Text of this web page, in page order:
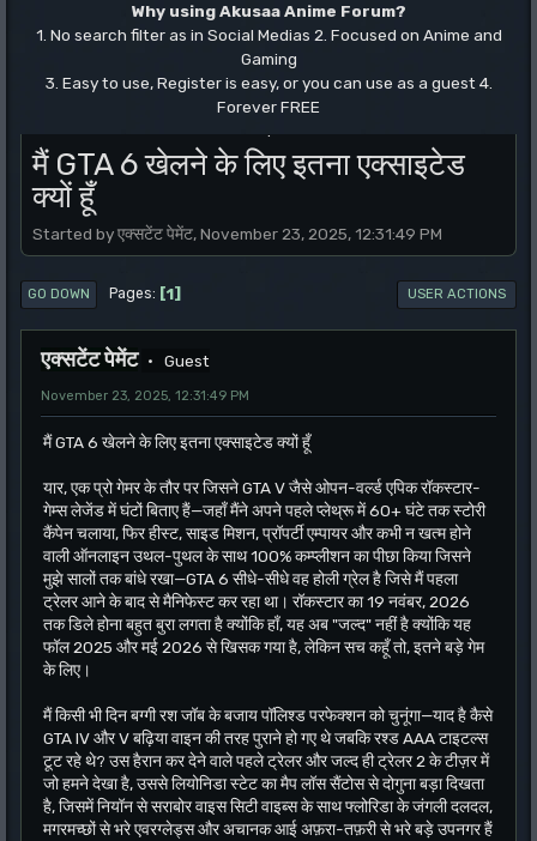
Why using Akusaa Anime Forum?
1. No search filter as in Social Medias 2. Focused on Anime and
Gaming
3. Easy to use, Register is easy, or you can use as a guest 4.
Forever FREE
मैं GTA 6 खेलने के लिए इतना एक्साइटेड
क्यों हूँ
Started by एक्सटेंट पेमेंट, November 23, 2025, 12:31:49 PM
GO DOWN Pages 1 USER ACTIONS
एक्सटेंट पेमेंट Guest
November 23, 2025, 12:31:49 PM
मैं GTA 6 खेलने के लिए इतना एक्साइटेड क्यों हूँ
यार, एक प्रो गेमर के तौर पर जिसने GTA V जैसे ओपन-वर्ल्ड एपिक रॉकस्टार-
गेम्स लेजेंड में घंटों बिताए हैं—जहाँ मैंने अपने पहले प्लेथ्रू में 60+ घंटे तक स्टोरी
कैंपेन चलाया, फिर हीस्ट, साइड मिशन, प्रॉपर्टी एम्पायर और कभी न खत्म होने
वाली ऑनलाइन उथल-पुथल के साथ 100% कम्प्लीशन का पीछा किया जिसने
मुझे सालों तक बांधे रखा—GTA 6 सीधे-सीधे वह होली ग्रेल है जिसे मैं पहला
ट्रेलर आने के बाद से मैनिफेस्ट कर रहा था। रॉकस्टार का 19 नवंबर, 2026
तक डिले होना बहुत बुरा लगता है क्योंकि हाँ, यह अब "जल्द" नहीं है क्योंकि यह
फॉल 2025 और मई 2026 से खिसक गया है, लेकिन सच कहूँ तो, इतने बड़े गेम
के लिए।
मैं किसी भी दिन बग्गी रश जॉब के बजाय पॉलिश्ड परफेक्शन को चुनूंगा—याद है कैसे
GTA IV और V बढ़िया वाइन की तरह पुराने हो गए थे जबकि रश्ड AAA टाइटल्स
टूट रहे थे? उस हैरान कर देने वाले पहले ट्रेलर और जल्द ही ट्रेलर 2 के टीज़र में
जो हमने देखा है, उससे लियोनिडा स्टेट का मैप लॉस सैंटोस से दोगुना बड़ा दिखता
है, जिसमें नियॉन से सराबोर वाइस सिटी वाइब्स के साथ फ्लोरिडा के जंगली दलदल,
मगरमच्छों से भरे एवरग्लेड्स और अचानक आई अफ़रा-तफ़री से भरे बड़े उपनगर हैं